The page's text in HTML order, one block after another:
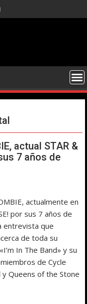
actual STAR &
7 años de
actualmente en
por sus 7 años de
entrevista que
de toda su
In The Band» y su
de Cycle
Queens of the Stone